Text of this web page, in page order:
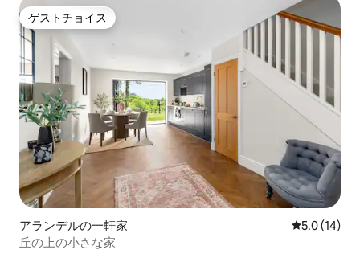
ゲストチョイス
ゲストチョイス
アランデルの一軒家 レビュー14
5.0 (14)
丘の上の小さな家